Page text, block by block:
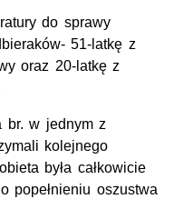
do sprawy
51-latkę z
oraz 20-latkę z
br. w jednym z
kolejnego
była całkowicie
popełnieniu oszustwa